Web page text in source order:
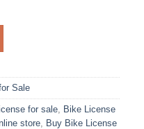
Sale
for sale, Bike License
store, Buy Bike License